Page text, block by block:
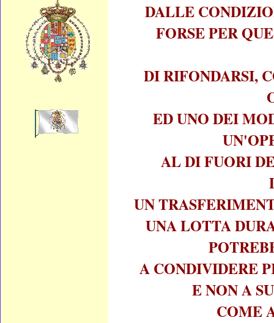
DALLE
FORSE PER
DI RIFONDARSI,
ED UNO DEI
AL DI FUORI
UN
UNA LOTTA
A CONDIVIDERE
E NON A
COME